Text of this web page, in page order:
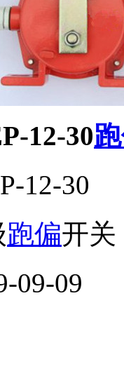
12-30
12-30
跑偏开
09-09